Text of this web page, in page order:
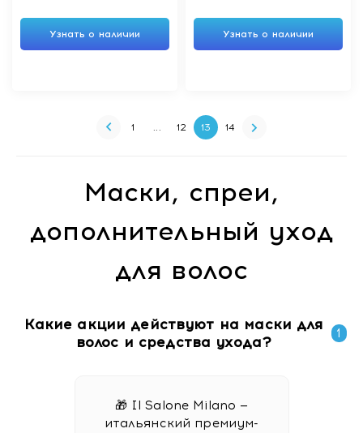
Узнать о наличии Узнать о наличии
1 ... 12 13 14
Маски, спреи,
дополнительный уход
для волос
Какие акции действуют на маски для
волос и средства ухода?
1
🎁 Il Salone Milano —
итальянский премиум-